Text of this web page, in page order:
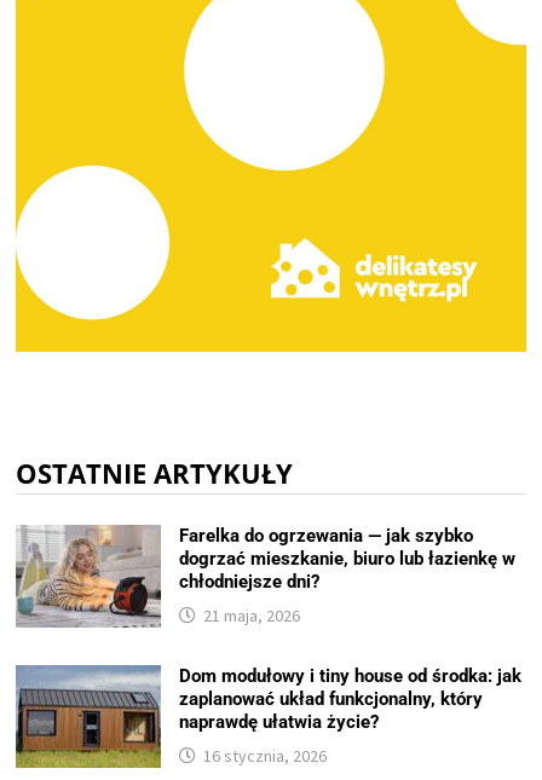
OSTATNIE ARTYKUŁY
Farelka do ogrzewania — jak szybko
dogrzać mieszkanie, biuro lub łazienkę w
chłodniejsze dni?
21 maja, 2026
Dom modułowy i tiny house od środka: jak
zaplanować układ funkcjonalny, który
naprawdę ułatwia życie?
16 stycznia, 2026